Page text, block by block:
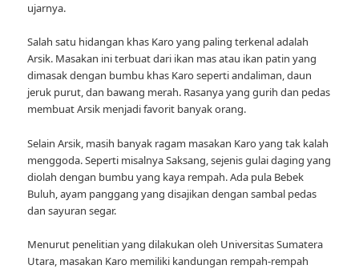
ujarnya.
Salah satu hidangan khas Karo yang paling terkenal adalah
Arsik. Masakan ini terbuat dari ikan mas atau ikan patin yang
dimasak dengan bumbu khas Karo seperti andaliman, daun
jeruk purut, dan bawang merah. Rasanya yang gurih dan pedas
membuat Arsik menjadi favorit banyak orang.
Selain Arsik, masih banyak ragam masakan Karo yang tak kalah
menggoda. Seperti misalnya Saksang, sejenis gulai daging yang
diolah dengan bumbu yang kaya rempah. Ada pula Bebek
Buluh, ayam panggang yang disajikan dengan sambal pedas
dan sayuran segar.
Menurut penelitian yang dilakukan oleh Universitas Sumatera
Utara, masakan Karo memiliki kandungan rempah-rempah